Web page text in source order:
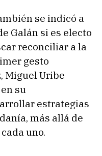
se indicó a
Galán si es electo
reconciliar a la
gesto
Miguel Uribe
su
estrategias
más allá de
uno.